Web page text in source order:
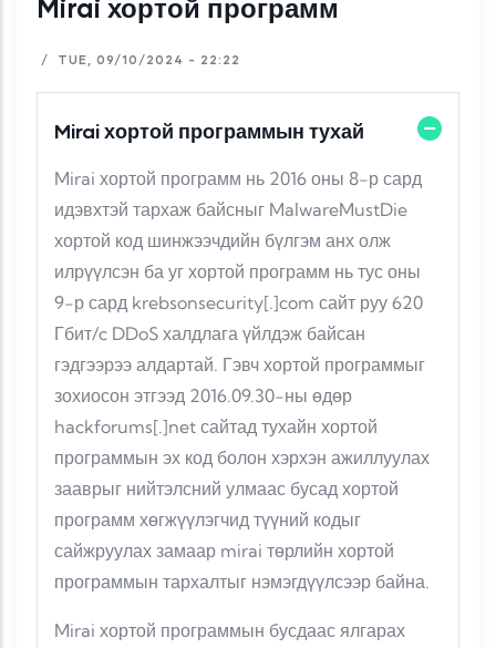
Mirai хортой программ
/ TUE, 09/10/2024 - 22:22
Mirai хортой программын тухай
Mirai хортой программ нь 2016 оны 8-р сард
идэвхтэй тархаж байсныг MalwareMustDie
хортой код шинжээчдийн бүлгэм анх олж
илрүүлсэн ба уг хортой программ нь тус оны
9-р сард krebsonsecurity[.]com сайт руу 620
Гбит/c DDoS халдлага үйлдэж байсан
гэдгээрээ алдартай. Гэвч хортой программыг
зохиосон этгээд 2016.09.30-ны өдөр
hackforums[.]net сайтад тухайн хортой
программын эх код болон хэрхэн ажиллуулах
зааврыг нийтэлсний улмаас бусад хортой
программ хөгжүүлэгчид түүний кодыг
сайжруулах замаар mirai төрлийн хортой
программын тархалтыг нэмэгдүүлсээр байна.
Mirai хортой программын бусдаас ялгарах